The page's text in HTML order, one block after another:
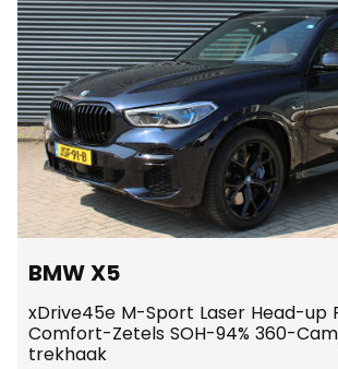
BMW X5
xDrive45e M-Sport Laser Head-up
Comfort-Zetels SOH-94% 360-
trekhaak